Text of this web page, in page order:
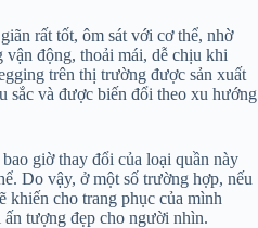
rất tốt, ôm sát với cơ thể, nhờ
vận động, thoải mái, dễ chịu khi
trên thị trường được sản xuất
sắc và được biến đổi theo xu hướng
giờ thay đổi của loại quần này
Do vậy, ở một số trường hợp, nếu
khiến cho trang phục của mình
tượng đẹp cho người nhìn.